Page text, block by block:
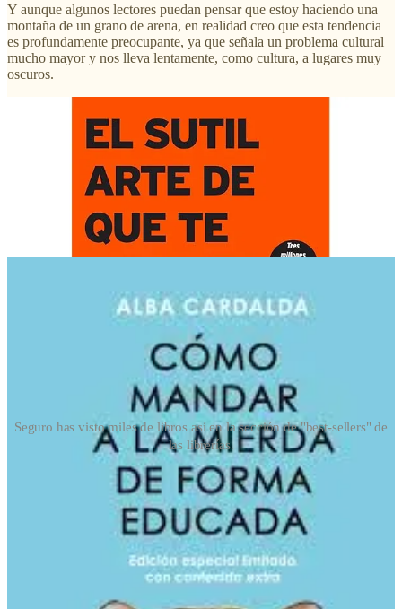
Y aunque algunos lectores puedan pensar que estoy haciendo una
montaña de un grano de arena, en realidad creo que esta tendencia
es profundamente preocupante, ya que señala un problema cultural
mucho mayor y nos lleva lentamente, como cultura, a lugares muy
oscuros.
Seguro has visto miles de libros así en la sección de "best-sellers" de
las librerías.
La vulgaridad es la nueva normalidad
Una de mis metas a principios de este año (en la que hasta ahora
estoy fracasando estrepitosamente, pero haciendo todo lo posible)
era limpiar completamente mi lenguaje. Decidí que quería dejar de
decir palabrotas y usar palabras groseras, en un esfuerzo por ser más
austero y coherente con mis creencias. Al fin y al cabo, cada